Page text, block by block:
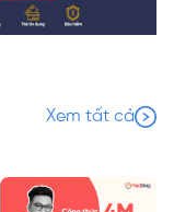
Xem tất cả